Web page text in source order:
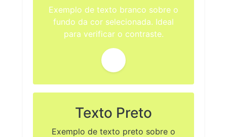
Exemplo de texto branco sobre o
fundo da cor selecionada. Ideal
para verificar o contraste.
Texto Preto
Exemplo de texto preto sobre o